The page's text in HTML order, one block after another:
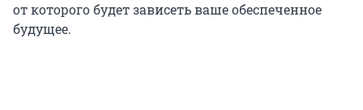
от которого будет зависеть ваше обеспеченное
будущее.